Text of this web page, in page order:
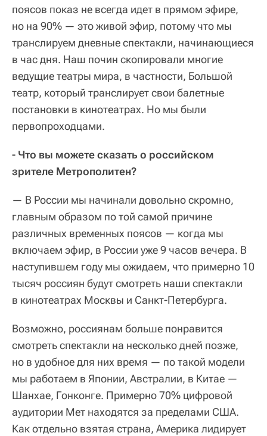
поясов показ не всегда идет в прямом эфире,
но на 90% — это живой эфир, потому что мы
транслируем дневные спектакли, начинающиеся
в час дня. Наш почин скопировали многие
ведущие театры мира, в частности, Большой
театр, который транслирует свои балетные
постановки в кинотеатрах. Но мы были
первопроходцами.
- Что вы можете сказать о российском
зрителе Метрополитен?
— В России мы начинали довольно скромно,
главным образом по той самой причине
различных временных поясов — когда мы
включаем эфир, в России уже 9 часов вечера. В
наступившем году мы ожидаем, что примерно 10
тысяч россиян будут смотреть наши спектакли
в кинотеатрах Москвы и Санкт-Петербурга.
Возможно, россиянам больше понравится
смотреть спектакли на несколько дней позже,
но в удобное для них время — по такой модели
мы работаем в Японии, Австралии, в Китае —
Шанхае, Гонконге. Примерно 70% цифровой
аудитории Мет находятся за пределами США.
Как отдельно взятая страна, Америка лидирует